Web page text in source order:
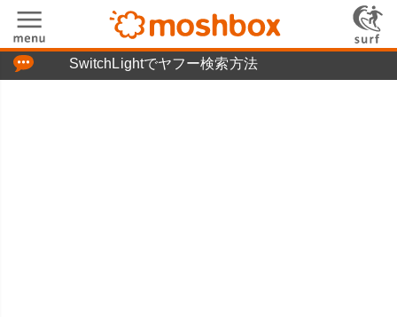
SwitchLightでヤフー検索方法
「つぶやき」の使い方